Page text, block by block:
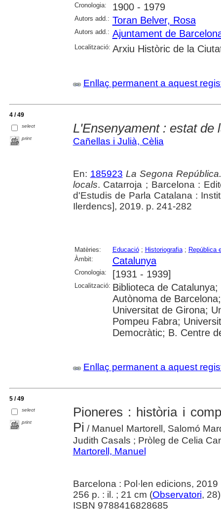
Cronologia: 1900 - 1979
Autors add.: Toran Belver, Rosa
Autors add.: Ajuntament de
Localització: Arxiu Històric de la
Enllaç permanent a aquest
4 / 49
select
print
L'Ensenyament : estat de
Cañellas i Julià, Cèlia
En: 185923 La Segona
locals. Catarroja ; Barcelona :
d'Estudis de Parla Catalana :
Ilerdencs], 2019. p. 241-282
Matèries: Educació; Historiografia; República
Àmbit:
Catalunya
Cronologia: [1931 - 1939]
Localització: Biblioteca de
Autònoma de
Universitat de Girona;
Pompeu Fabra;
Democràtic; B. Centre
Enllaç permanent a aquest
5 / 49
select
print
Pioneres : història i
Pi / Manuel Martorell, Salomó
Judith Casals ; Pròleg de Celia
Martorell, Manuel
Barcelona : Pol·len edicions, 2019
256 p. : il. ; 21 cm (Observatori,
ISBN 9788416828685